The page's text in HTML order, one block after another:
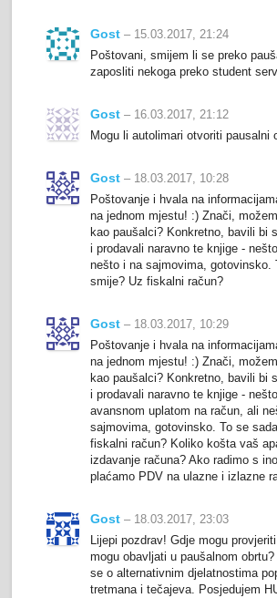
Gost – 15.03.2017, 21:24
Poštovani, smijem li se preko
zaposliti nekoga preko student
Gost – 16.03.2017, 21:12
Mogu li autolimari otvoriti pausalni
Gost – 18.03.2017, 10:28
Poštovanje i hvala na
na jednom mjestu! :) Znači,
kao paušalci? Konkretno, bavili bi
i prodavali naravno te knjige -
nešto i na sajmovima, gotovinsko.
smije? Uz fiskalni račun?
Gost – 18.03.2017, 10:29
Poštovanje i hvala na
na jednom mjestu! :) Znači,
kao paušalci? Konkretno, bavili bi
i prodavali naravno te knjige -
avansnom uplatom na račun, ali
sajmovima, gotovinsko. To se
fiskalni račun? Koliko košta vaš
izdavanje računa? Ako radimo s
plaćamo PDV na ulazne i izlazne
Gost – 18.03.2017, 23:03
Lijepi pozdrav! Gdje mogu
mogu obavljati u paušalnom
se o alternativnim djelatnostima
tretmana i tečajeva. Posjedujem